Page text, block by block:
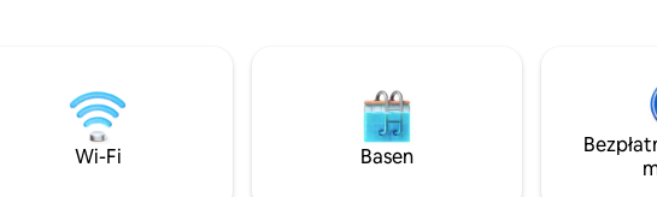
Goście będą mieli prywatność dzięki
samodzielnemu zameldowaniu w
inteligentnych zamkach i
dedykowanemu miejscu parkingowemu.
Churchill Downs. W tych
znajdują się najlepsze
rozrywki w mieście. Zaledwie przecznicę
dalej znajduje się kompleks
Arts Center ze sklepami i
Wi-Fi Basen